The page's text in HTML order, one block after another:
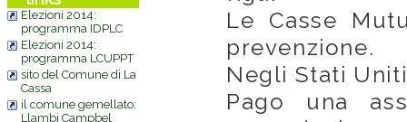
Elezioni 2014:
programma IDPLC
Elezioni 2014:
programma LCUPPT
sito del Comune di La
Cassa
il comune gemellato:
Llambi Campbel
Le Casse
prevenzione.
Negli Stati
Pago una